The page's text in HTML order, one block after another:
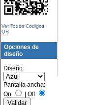
Ver Todos Codigos
QR
Opciones de
diseño
Diseño:
Pantalla ancha:
On
| Off